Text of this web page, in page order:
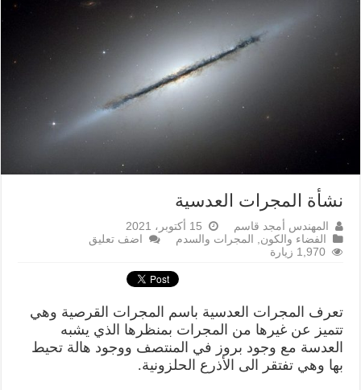
نشأة المجرات العدسية
المهندس أمجد قاسم
15 أكتوبر، 2021
الفضاء والكون, المجرات والسدم
اضف تعليق
1,970 زيارة
تعرف المجرات العدسية باسم المجرات القرصية وهي
تتميز عن غيرها من المجرات بمنظرها الذي يشبه
العدسة مع وجود بروز في المنتصف ووجود هالة تحيط
بها وهي تفتقر الى الأذرع الحلزونية.